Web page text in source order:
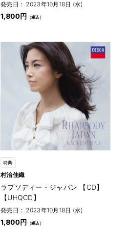
発売日： 2023年10月18日 (水)
1,800円
特典
村治佳織
ラプソディー・ジャパン 【CD】
【UHQCD】
発売日： 2023年10月18日 (水)
1,800円